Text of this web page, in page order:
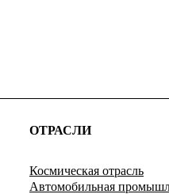
ОТРАСЛИ
Космическая отрасль
Автомобильная